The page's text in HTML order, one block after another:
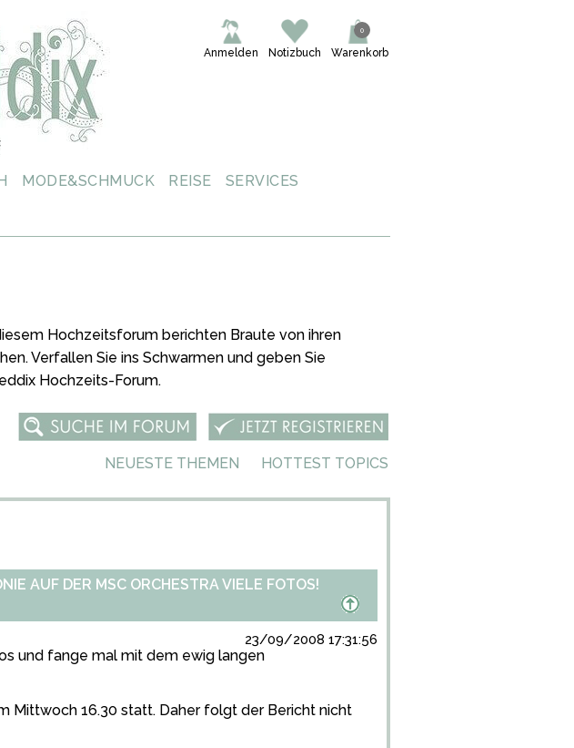
Warenkorb
0
Notizbuch
Anmelden
MODE&SCHMUCK REISE SERVICES
Hochzeitsforum berichten Braute von ihren
Verfallen Sie ins Schwarmen und geben Sie
Hochzeits-Forum.
NEUESTE THEMEN HOTTEST TOPICS
AUF DER MSC ORCHESTRA VIELE FOTOS!
23/09/2008 17:31:56
und fange mal mit dem ewig langen
Mittwoch 16.30 statt. Daher folgt der Bericht nicht